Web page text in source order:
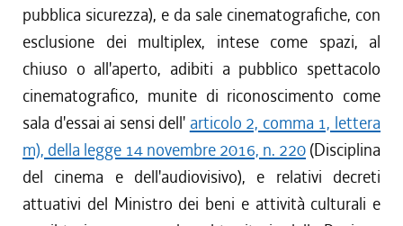
pubblica sicurezza), e da sale cinematografiche, con
esclusione dei multiplex, intese come spazi, al
chiuso o all'aperto, adibiti a pubblico spettacolo
cinematografico, munite di riconoscimento come
sala d'essai ai sensi dell' articolo 2, comma 1, lettera
m), della legge 14 novembre 2016, n. 220 (Disciplina
del cinema e dell'audiovisivo), e relativi decreti
attuativi del Ministro dei beni e attività culturali e